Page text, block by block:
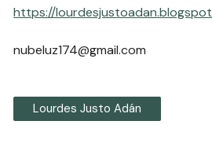
https://
nubeluz174@gmail.com
Lourdes Justo Adán